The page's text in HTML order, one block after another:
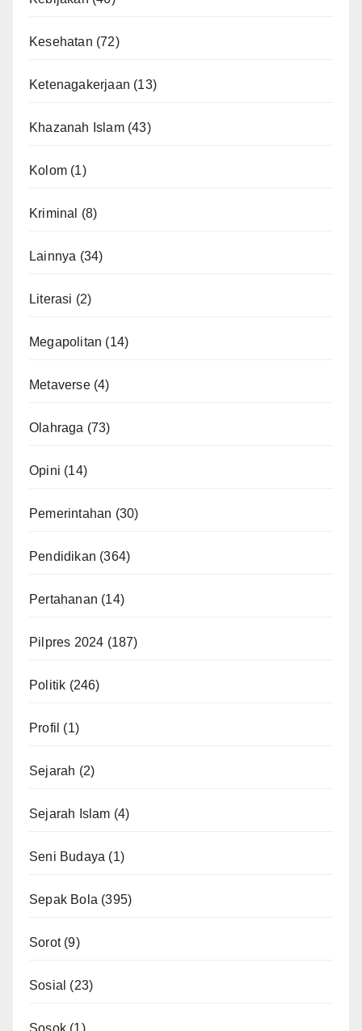
Kesehatan (72)
Ketenagakerjaan (13)
Khazanah Islam(43)
Kolom (1)
Kriminal (8)
Lainnya (34)
Literasi (2)
Megapolitan (14)
Metaverse(4)
Olahraga (73)
Opini (14)
Pemerintahan (30)
Pendidikan (364)
Pertahanan (14)
Pilpres 2024 (187)
Politik (246)
Profil (1)
Sejarah (2)
Sejarah Islam (4)
Seni Budaya (1)
Sepak Bola (395)
Sorot(9)
Sosial (23)
Sosok (1)